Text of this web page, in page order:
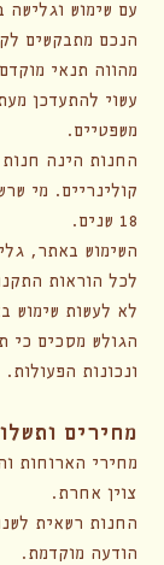
הנכם מתבקשים
מהווה תנאי
עשוי להתעדכן
משפטיים.
החנות הינה חנות
קולינריים. מי
18 שנים.
השימוש באתר,
לכל הוראות
לא לעשות שימוש
הגולש מסכים כי
ונכונות הפעולות.
מחירים
מחירי הארוחות
צוין אחרת.
החנות רשאית
הודעה מוקדמת.